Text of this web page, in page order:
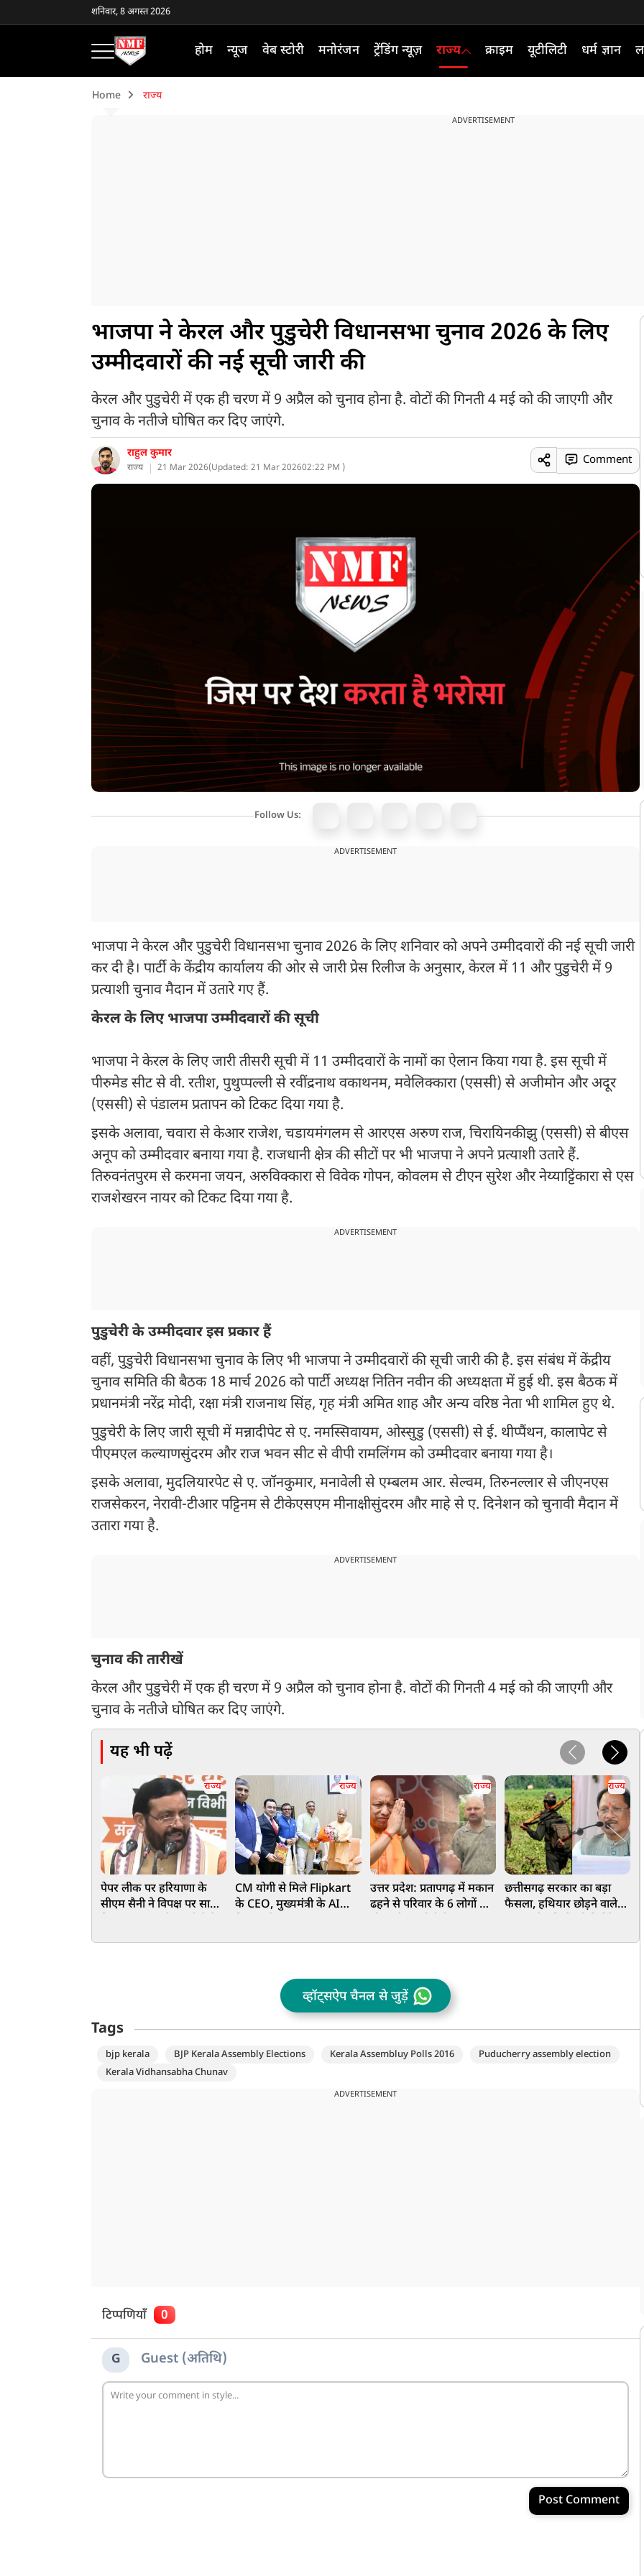
शनिवार, 8 अगस्त 2026
होम न्यूज वेब स्टोरी मनोरंजन ट्रेंडिंग न्यूज़ राज्य क्राइम यूटीलिटी धर्म ज्ञान
Home राज्य
ADVERTISEMENT
भाजपा ने केरल और पुडुचेरी विधानसभा चुनाव 2026 के लिए
उम्मीदवारों की नई सूची जारी की
केरल और पुडुचेरी में एक ही चरण में 9 अप्रैल को चुनाव होना है. वोटों की गिनती 4 मई को की जाएगी और
चुनाव के नतीजे घोषित कर दिए जाएंगे.
राहुल कुमार
राज्य 21 Mar 2026(Updated: 21 Mar 202602:22 PM )
Comment
Follow Us:
ADVERTISEMENT
भाजपा ने केरल और पुडुचेरी विधानसभा चुनाव 2026 के लिए शनिवार को अपने उम्मीदवारों की नई सूची जारी
कर दी है। पार्टी के केंद्रीय कार्यालय की ओर से जारी प्रेस रिलीज के अनुसार, केरल में 11 और पुडुचेरी में 9
प्रत्याशी चुनाव मैदान में उतारे गए हैं.
केरल के लिए भाजपा उम्मीदवारों की सूची
भाजपा ने केरल के लिए जारी तीसरी सूची में 11 उम्मीदवारों के नामों का ऐलान किया गया है. इस सूची में
पीरुमेड सीट से वी. रतीश, पुथुप्पल्ली से रवींद्रनाथ वकाथनम, मवेलिक्कारा (एससी) से अजीमोन और अदूर
(एससी) से पंडालम प्रतापन को टिकट दिया गया है.
इसके अलावा, चवारा से केआर राजेश, चडायमंगलम से आरएस अरुण राज, चिरायिनकीझु (एससी) से बीएस
अनूप को उम्मीदवार बनाया गया है. राजधानी क्षेत्र की सीटों पर भी भाजपा ने अपने प्रत्याशी उतारे हैं.
तिरुवनंतपुरम से करमना जयन, अरुविक्कारा से विवेक गोपन, कोवलम से टीएन सुरेश और नेय्याट्टिंकारा से एस
राजशेखरन नायर को टिकट दिया गया है.
ADVERTISEMENT
पुडुचेरी के उम्मीदवार इस प्रकार हैं
वहीं, पुडुचेरी विधानसभा चुनाव के लिए भी भाजपा ने उम्मीदवारों की सूची जारी की है. इस संबंध में केंद्रीय
चुनाव समिति की बैठक 18 मार्च 2026 को पार्टी अध्यक्ष नितिन नवीन की अध्यक्षता में हुई थी. इस बैठक में
प्रधानमंत्री नरेंद्र मोदी, रक्षा मंत्री राजनाथ सिंह, गृह मंत्री अमित शाह और अन्य वरिष्ठ नेता भी शामिल हुए थे.
पुडुचेरी के लिए जारी सूची में मन्नादीपेट से ए. नमस्सिवायम, ओस्सुडु (एससी) से ई. थीप्पैंथन, कालापेट से
पीएमएल कल्याणसुंदरम और राज भवन सीट से वीपी रामलिंगम को उम्मीदवार बनाया गया है।
इसके अलावा, मुदलियारपेट से ए. जॉनकुमार, मनावेली से एम्बलम आर. सेल्वम, तिरुनल्लार से जीएनएस
राजसेकरन, नेरावी-टीआर पट्टिनम से टीकेएसएम मीनाक्षीसुंदरम और माहे से ए. दिनेशन को चुनावी मैदान में
उतारा गया है.
ADVERTISEMENT
चुनाव की तारीखें
केरल और पुडुचेरी में एक ही चरण में 9 अप्रैल को चुनाव होना है. वोटों की गिनती 4 मई को की जाएगी और
चुनाव के नतीजे घोषित कर दिए जाएंगे.
यह भी पढ़ें
राज्य
पेपर लीक पर हरियाणा के
सीएम सैनी ने विपक्ष पर साधा
राज्य
CM योगी से मिले Flipkart
के CEO, मुख्यमंत्री के AI
राज्य
उत्तर प्रदेश: प्रतापगढ़ में मकान
ढहने से परिवार के 6 लोगों की
राज्य
छत्तीसगढ़ सरकार का बड़ा
फैसला, हथियार छोड़ने वाले
व्हॉट्सऐप चैनल से जुड़ें
Tags
bjp kerala BJP Kerala Assembly Elections Kerala Assembluy Polls 2016
Puducherry assembly election
Kerala Vidhansabha Chunav
ADVERTISEMENT
टिप्पणियाँ 0
G Guest (अतिथि)
Post Comment